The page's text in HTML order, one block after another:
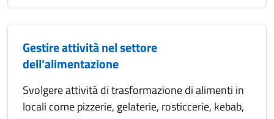
Gestire attività nel settore
dell’alimentazione
Svolgere attività di trasformazione di alimenti in
locali come pizzerie, gelaterie, rosticcerie, kebab,